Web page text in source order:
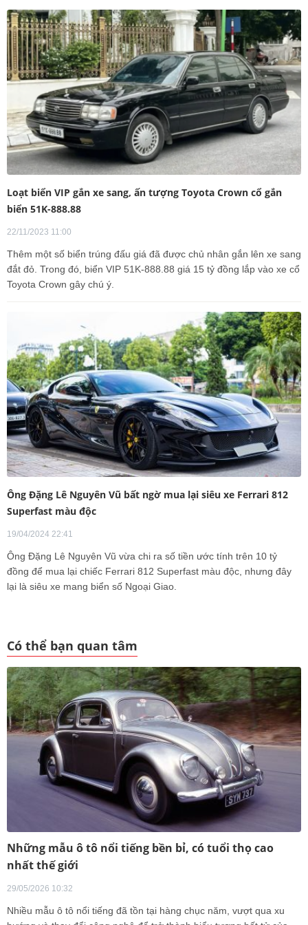
Loạt biển VIP gắn xe sang, ấn tượng Toyota Crown cổ gắn
biển 51K-888.88
22/11/2023 11:00
Thêm một số biển trúng đấu giá đã được chủ nhân gắn lên xe sang
đắt đỏ. Trong đó, biển VIP 51K-888.88 giá 15 tỷ đồng lắp vào xe cổ
Toyota Crown gây chú ý.
Ông Đặng Lê Nguyên Vũ bất ngờ mua lại siêu xe Ferrari 812
Superfast màu độc
19/04/2024 22:41
Ông Đặng Lê Nguyên Vũ vừa chi ra số tiền ước tính trên 10 tỷ
đồng để mua lại chiếc Ferrari 812 Superfast màu độc, nhưng đây
lại là siêu xe mang biển số Ngoại Giao.
Có thể bạn quan tâm
Những mẫu ô tô nổi tiếng bền bỉ, có tuổi thọ cao
nhất thế giới
29/05/2026 10:32
Nhiều mẫu ô tô nổi tiếng đã tồn tại hàng chục năm, vượt qua xu